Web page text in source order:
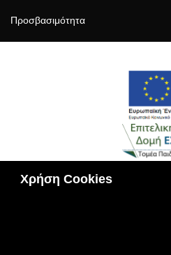
Χρήση Cookies
Προσβασιμότητα